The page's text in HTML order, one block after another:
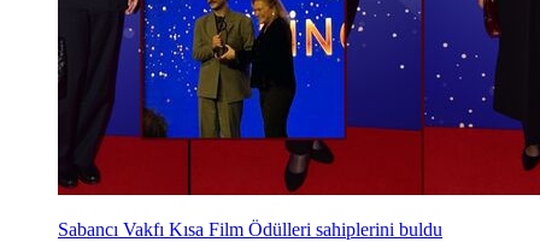
Sabancı Vakfı Kısa Film Ödülleri sahiplerini buldu